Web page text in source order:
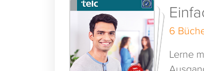
6
Lerne